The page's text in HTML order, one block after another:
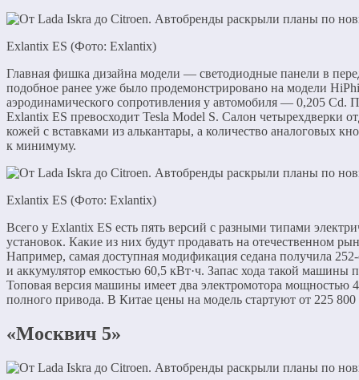
Exlantix ES (Фото: Exlantix)
Главная фишка дизайна модели — светодиодные панели в
подобное ранее уже было продемонстрировано на модели
аэродинамического сопротивления у автомобиля — 0,205 Cd.
Exlantix ES превосходит Tesla Model S. Салон четырехдверки
кожей с вставками из алькантары, а количество аналоговых
к минимуму.
Exlantix ES (Фото: Exlantix)
Всего у Exlantix ES есть пять версий с разными типами
установок. Какие из них будут продавать на отечественном
Например, самая доступная модификация седана получила
и аккумулятор емкостью 60,5 кВт·ч. Запас хода такой машины
Топовая версия машины имеет два электромотора мощностью
полного привода. В Китае цены на модель стартуют от 225
«Москвич 5»